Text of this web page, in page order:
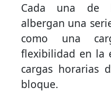
Cada una de
albergan una
como una
flexibilidad en la
cargas horarias
bloque.